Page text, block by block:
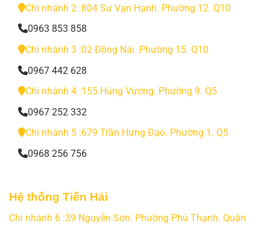
Chi nhánh 2 :804 Sư Vạn Hạnh. Phường 12. Q10
0963 853 858
Chi nhánh 3 :02 Đồng Nai. Phường 15. Q10
0967 442 628
Chi nhánh 4 :155 Hùng Vương. Phường 9. Q5
0967 252 332
Chi nhánh 5 :679 Trần Hưng Đạo. Phường 1. Q5
0968 256 756
Hệ thống Tiến Hải
Chi nhánh 6 :39 Nguyễn Sơn. Phường Phú Thạnh. Quận